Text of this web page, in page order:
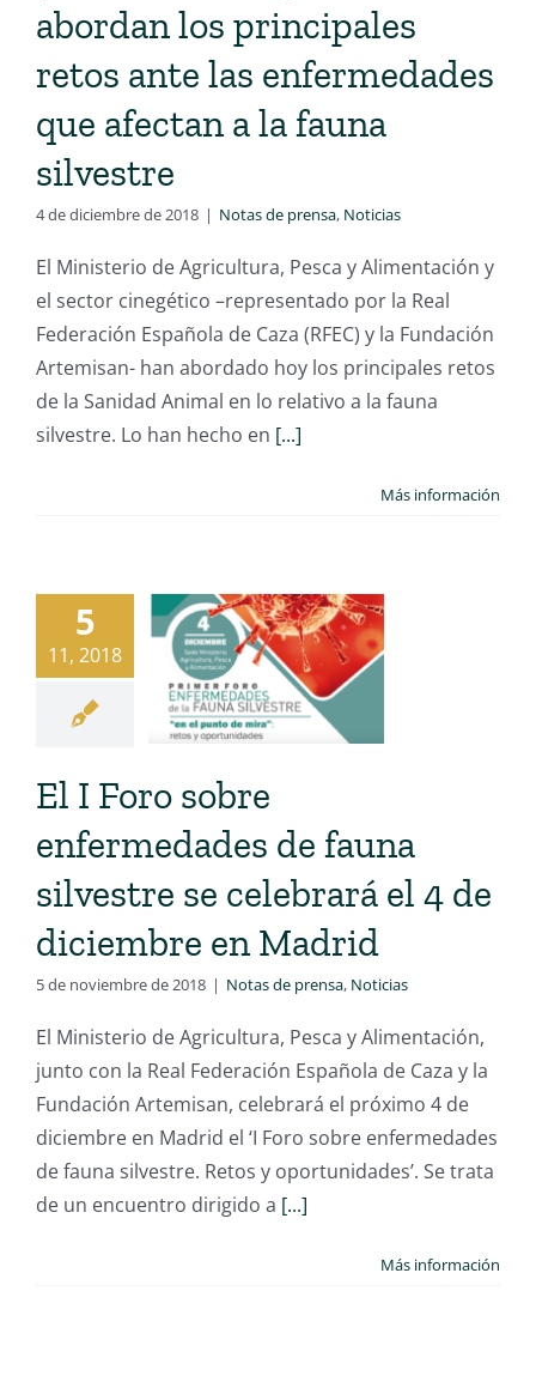
abordan los principales
retos ante las enfermedades
que afectan a la fauna
silvestre
4 de diciembre de 2018 | Notas de prensa, Noticias
El Ministerio de Agricultura, Pesca y Alimentación y
el sector cinegético –representado por la Real
Federación Española de Caza (RFEC) y la Fundación
Artemisan- han abordado hoy los principales retos
de la Sanidad Animal en lo relativo a la fauna
silvestre. Lo han hecho en [...]
Más información
5
11, 2018
El I Foro sobre
enfermedades de fauna
silvestre se celebrará el 4 de
diciembre en Madrid
5 de noviembre de 2018 | Notas de prensa, Noticias
El Ministerio de Agricultura, Pesca y Alimentación,
junto con la Real Federación Española de Caza y la
Fundación Artemisan, celebrará el próximo 4 de
diciembre en Madrid el ‘I Foro sobre enfermedades
de fauna silvestre. Retos y oportunidades’. Se trata
de un encuentro dirigido a [...]
Más información